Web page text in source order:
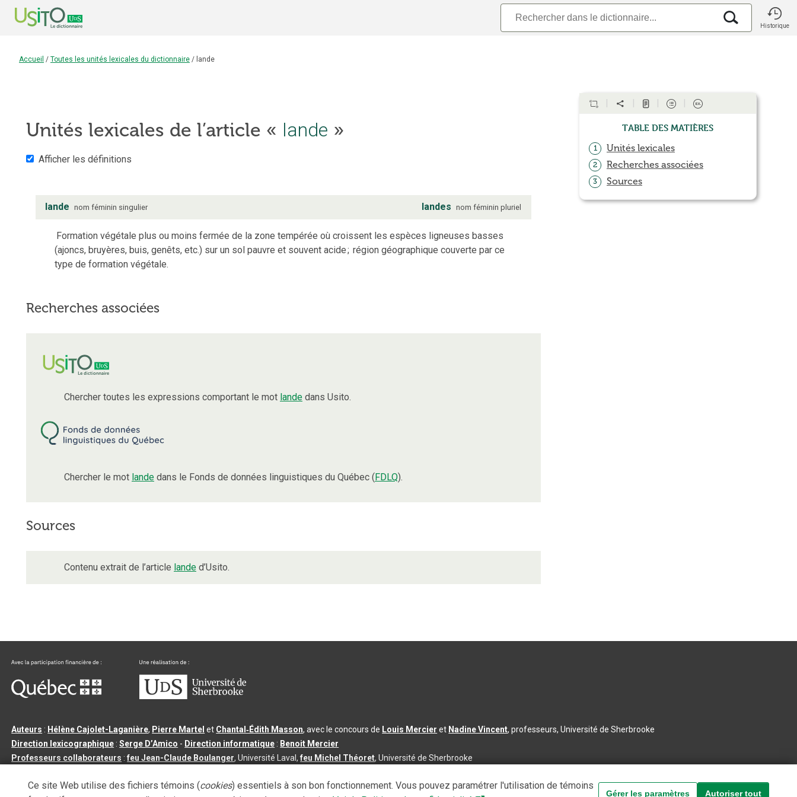
Historique
Accueil / Toutes les unités lexicales du dictionnaire / lande
Unités lexicales de l’article « lande »
Afficher les définitions
lande nom féminin singulier landes nom féminin pluriel
Formation végétale plus ou moins fermée de la zone tempérée où croissent les espèces ligneuses basses
(ajoncs, bruyères, buis, genêts, etc.) sur un sol pauvre et souvent acide; région géographique couverte par ce
type de formation végétale.
Recherches associées
Chercher toutes les expressions comportant le mot lande dans Usito.
Chercher le mot lande dans le Fonds de données linguistiques du Québec (FDLQ).
Sources
Contenu extrait de l’article lande d’Usito.
Table des matières
1 Unités lexicales
2 Recherches associées
3 Sources
Auteurs : Hélène Cajolet-Laganière, Pierre Martel et Chantal‑Édith Masson, avec le concours de Louis Mercier et Nadine Vincent, professeurs, Université de Sherbrooke
Direction lexicographique :Serge D’Amico - Direction informatique : Benoit Mercier
Professeurs collaborateurs :feu Jean-Claude Boulanger, Université Laval,feu Michel Théoret, Université de Sherbrooke
Tous droits réservés©Université de Sherbrooke |3.2.2- Dernière mise à jour du contenu :2026-08-03
Ce site Web utilise des fichiers témoins (cookies) essentiels à son bon fonctionnement. Vous pouvez paramétrer l'utilisation de témoins
Gérer les paramètres Autoriser tout